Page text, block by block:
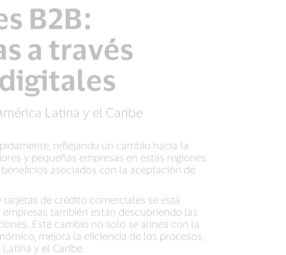
B2B:
a través
Latina y el Caribe
reflejando un cambio hacia la
y pequeñas empresas en estas regiones
asociados con la aceptación de
de crédito comerciales se está
también están descubriendo las
Este cambio no solo se alinea con la
mejora la eficiencia de los procesos,
y el Caribe.